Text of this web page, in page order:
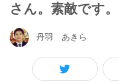
さん。素敵です。
丹羽 あきら